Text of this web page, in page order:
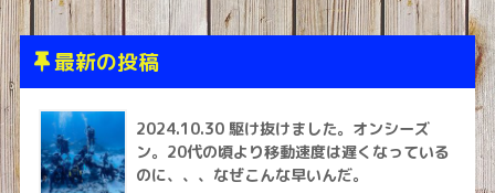
最新の投稿
2024.10.30 駆け抜けました。オンシーズ
ン。20代の頃より移動速度は遅くなっている
のに、、、なぜこんな早いんだ。